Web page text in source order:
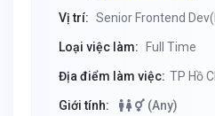
Vị trí: Senior Frontend
Loại việc làm: Full Time
Địa điểm làm việc: TP Hồ
Giới tính: (Any)